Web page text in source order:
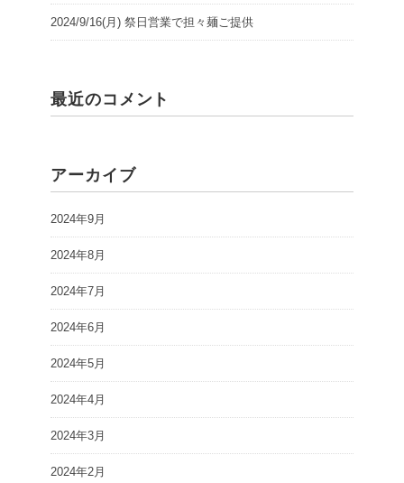
2024/9/16(月) 祭日営業で担々麺ご提供
最近のコメント
アーカイブ
2024年9月
2024年8月
2024年7月
2024年6月
2024年5月
2024年4月
2024年3月
2024年2月